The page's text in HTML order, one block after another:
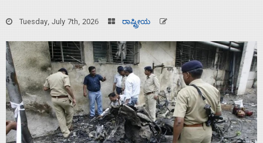
Tuesday, July 7th, 2026 ರಾಷ್ಟ್ರೀಯ